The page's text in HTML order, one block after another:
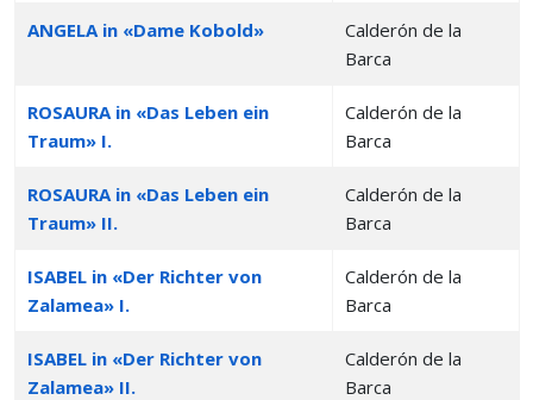
ANGELA in «Dame Kobold»
Calderón de la
Barca
ROSAURA in «Das Leben ein
Traum» I.
Calderón de la
Barca
ROSAURA in «Das Leben ein
Traum» II.
Calderón de la
Barca
ISABEL in «Der Richter von
Zalamea» I.
Calderón de la
Barca
ISABEL in «Der Richter von
Zalamea» II.
Calderón de la
Barca